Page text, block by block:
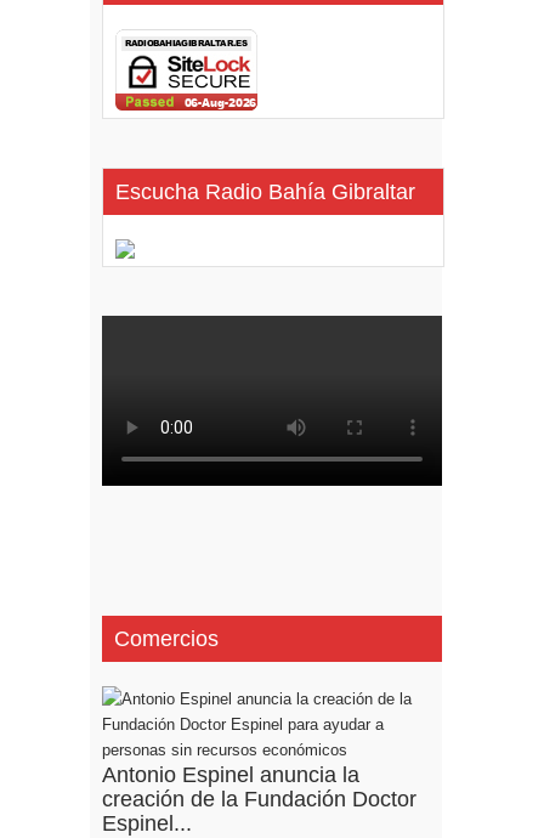
Escucha Radio Bahía Gibraltar
Comercios
Antonio Espinel anuncia la
creación de la Fundación Doctor
Espinel...